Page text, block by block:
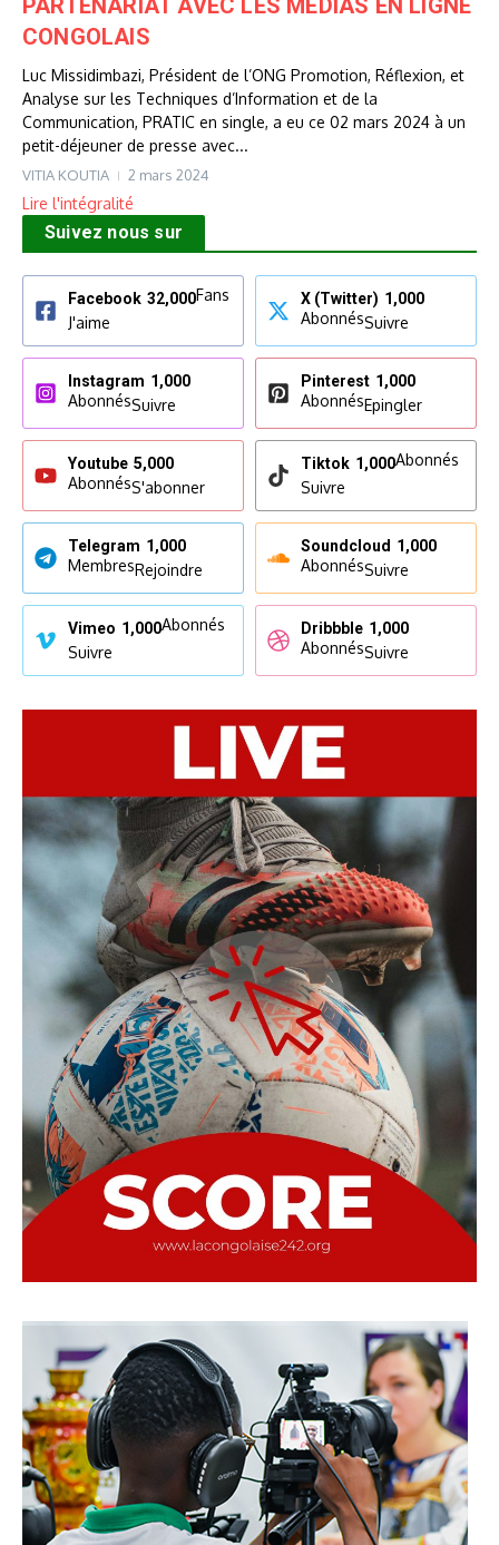
CONGOLAIS
Luc Missidimbazi, Président de l’ONG Promotion, Réflexion, et
Analyse sur les Techniques d’Information et de la
Communication, PRATIC en single, a eu ce 02 mars 2024 à un
petit-déjeuner de presse avec...
VITIA KOUTIA 2 mars 2024
Lire l'intégralité
Suivez nous sur
Facebook 32,000Fans
J'aime
X (Twitter) 1,000
AbonnésSuivre
Instagram 1,000
AbonnésSuivre
Pinterest 1,000
AbonnésEpingler
Youtube 5,000
AbonnésS'abonner
Tiktok 1,000Abonnés
Suivre
Telegram 1,000
MembresRejoindre
Soundcloud 1,000
AbonnésSuivre
Vimeo 1,000Abonnés
Suivre
Dribbble 1,000
AbonnésSuivre